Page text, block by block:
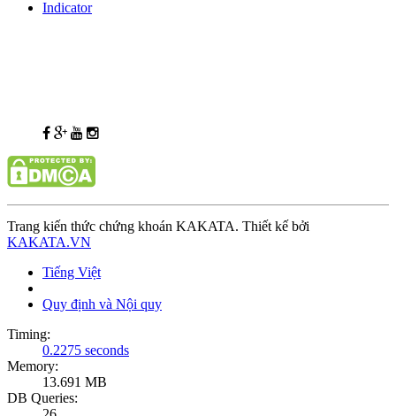
Indicator
Trang kiến thức chứng khoán KAKATA. Thiết kế bởi
KAKATA.VN
Tiếng Việt
Quy định và Nội quy
Timing:
0.2275 seconds
Memory:
13.691 MB
DB Queries: